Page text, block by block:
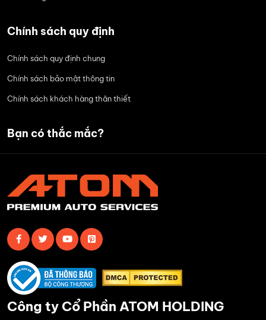
Chính sách quy định
Chính sách quy định chung
Chính sách bảo mật thông tin
Chính sách khách hàng thân thiết
Bạn có thắc mắc?
Công ty Cổ Phần ATOM HOLDING